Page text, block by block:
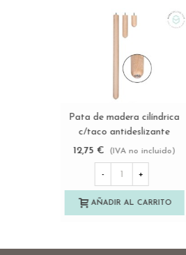
Ver más
Pata de madera torneada
recta L10 cm. Ref.ST96
7,85 €
(IVA no incluido)
+
AÑADIR AL CARRITO